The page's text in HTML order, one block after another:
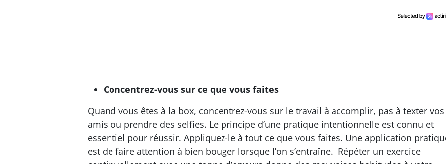
Concentrez-vous sur ce que vous faites
Quand vous êtes à la box, concentrez-vous sur le travail à accomplir, pas à texter vos
amis ou prendre des selfies. Le principe d’une pratique intentionnelle est connu et
essentiel pour réussir. Appliquez-le à tout ce que vous faites. Une application
est de faire attention à bien bouger lorsque l’on s’entraîne. Répéter un exercice